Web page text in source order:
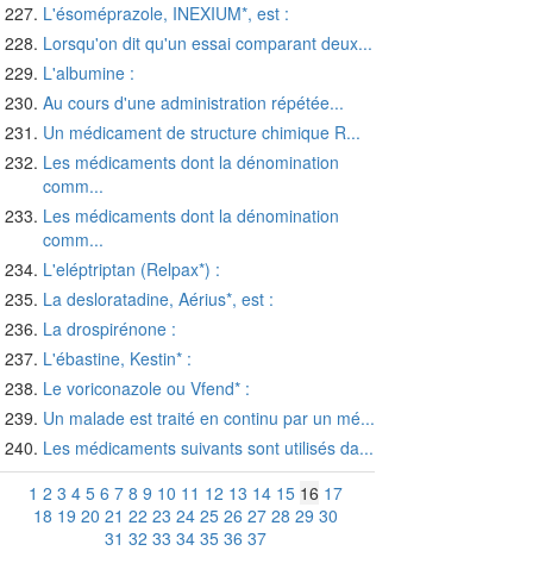
L'ésoméprazole, INEXIUM*, est :
Lorsqu'on dit qu'un essai comparant deux...
L'albumine :
Au cours d'une administration répétée...
Un médicament de structure chimique R...
Les médicaments dont la dénomination
comm...
Les médicaments dont la dénomination
comm...
L'eléptriptan (Relpax*) :
La desloratadine, Aérius*, est :
La drospirénone :
L'ébastine, Kestin* :
Le voriconazole ou Vfend* :
Un malade est traité en continu par un mé...
Les médicaments suivants sont utilisés da...
1 2 3 4 5 6 7 8 9 10 11 12 13 14 15 16 17
18 19 20 21 22 23 24 25 26 27 28 29 30
31 32 33 34 35 36 37